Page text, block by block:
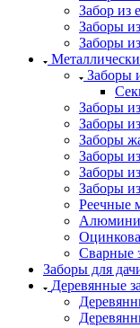
Забор из
Заборы
Заборы
Заборы
Заборы
Заборы
Заборы
Заборы
Заборы
Заборы
Реечные
Сварные
Заборы для
Деревянные